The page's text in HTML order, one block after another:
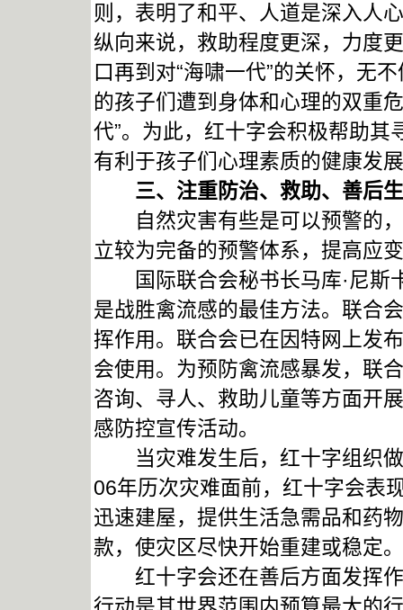
则，表明了和平、人道是深入人
纵向来说，救助程度更深，力度
口再到对“海啸一代”的关怀，无
的孩子们遭到身体和心理的双重
代”。为此，红十字会积极帮助
有利于孩子们心理素质的健康发
三、注重防治、救助、善后
自然灾害有些是可以预警的，
立较为完备的预警体系，提高应
国际联合会秘书长马库·尼斯
是战胜禽流感的最佳方法。联合
挥作用。联合会已在因特网上发
会使用。为预防禽流感暴发，联
咨询、寻人、救助儿童等方面开
感防控宣传活动。
当灾难发生后，红十字组织做
06年历次灾难面前，红十字会表
迅速建屋，提供生活急需品和药
款，使灾区尽快开始重建或稳定。
红十字会还在善后方面发挥作